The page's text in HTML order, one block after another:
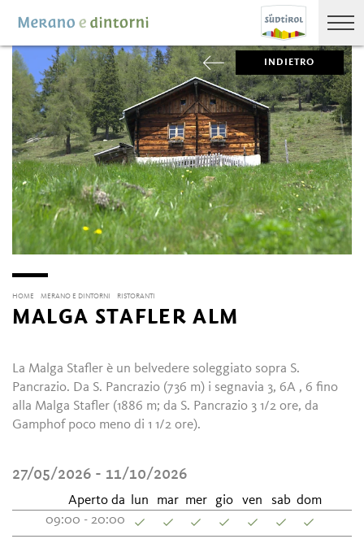
INDIETRO
HOME MERANO E DINTORNI RISTORANTI
MALGA STAFLER ALM
La Malga Stafler è un belvedere soleggiato sopra S.
Pancrazio. Da S. Pancrazio (736 m) i segnavia 3, 6A , 6 fino
alla Malga Stafler (1886 m; da S. Pancrazio 3 1/2 ore, da
Gamphof poco meno di 1 1/2 ore).
27/05/2026 - 11/10/2026
Aperto da lun mar mer gio ven sab dom
09:00 - 20:00